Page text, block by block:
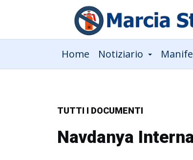
Home Notiziario
TUTTI I DOCUMENTI
Navdanya